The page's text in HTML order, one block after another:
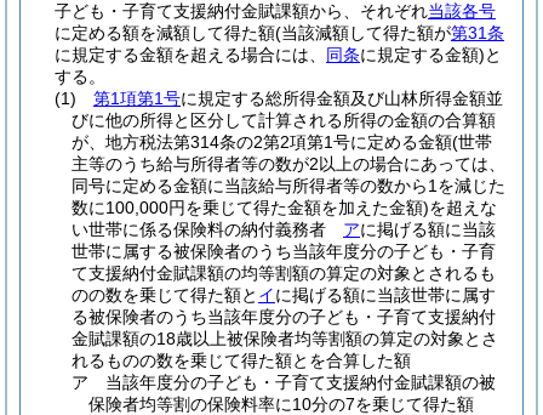
子ども・子育て支援納付金賦課額から、それぞれ当該各号
に定める額を減額して得た額(当該減額して得た額が第31条
に規定する金額を超える場合には、 同条に規定する金額)と
する。
(1)
第1項第1号に規定する総所得金額及び山林所得金額並
びに他の所得と区分して計算される所得の金額の合算額
が、地方税法第314条の2第2項第1号に定める金額(世帯
主等のうち給与所得者等の数が2以上の場合にあっては、
同号に定める金額に当該給与所得者等の数から1を減じた
数に100,000円を乗じて得た金額を加えた金額)を超えな
い世帯に係る保険料の納付義務者 アに掲げる額に当該
世帯に属する被保険者のうち当該年度分の子ども・子育
て支援納付金賦課額の均等割額の算定の対象とされるも
のの数を乗じて得た額と イに掲げる額に当該世帯に属す
る被保険者のうち当該年度分の子ども・子育て支援納付
金賦課額の18歳以上被保険者均等割額の算定の対象とさ
れるものの数を乗じて得た額とを合算した額
ア
当該年度分の子ども・子育て支援納付金賦課額の被
保険者均等割の保険料率に10分の7を乗じて得た額